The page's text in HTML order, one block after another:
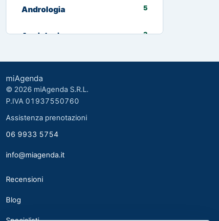
Andrologia 5
Angiologia 3
Biologo nutrizionista 13
Cardiologia
Chirurgia Generale
6
miAgenda
© 2026 miAgenda S.R.L.
P.IVA 01937550760
Assistenza prenotazioni
06 9933 5754
info@miagenda.it
Recensioni
Blog